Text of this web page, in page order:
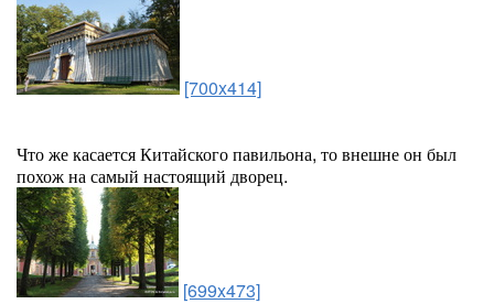
[700x414]
Что же касается Китайского павильона, то внешне он был
похож на самый настоящий дворец.
[699x473]